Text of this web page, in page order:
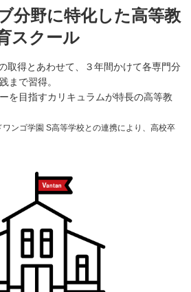
分野に特化した高等教
スクール
取得とあわせて、３年間かけて各専門分
まで習得。
を目指すカリキュラムが特長の高等教
ンゴ学園 S高等学校との連携により、高校卒